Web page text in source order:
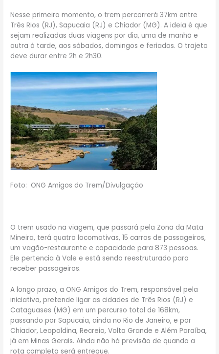
Nesse primeiro momento, o trem percorrerá 37km entre
Três Rios (RJ), Sapucaia (RJ) e Chiador (MG). A ideia é que
sejam realizadas duas viagens por dia, uma de manhã e
outra à tarde, aos sábados, domingos e feriados. O trajeto
deve durar entre 2h e 2h30.
Foto: ONG Amigos do Trem/Divulgação
O trem usado na viagem, que passará pela Zona da Mata
Mineira, terá quatro locomotivas, 15 carros de passageiros,
um vagão-restaurante e capacidade para 873 pessoas.
Ele pertencia à Vale e está sendo reestruturado para
receber passageiros.
A longo prazo, a ONG Amigos do Trem, responsável pela
iniciativa, pretende ligar as cidades de Três Rios (RJ) e
Cataguases (MG) em um percurso total de 168km,
passando por Sapucaia, ainda no Rio de Janeiro, e por
Chiador, Leopoldina, Recreio, Volta Grande e Além Paraíba,
já em Minas Gerais. Ainda não há previsão de quando a
rota completa será entregue.